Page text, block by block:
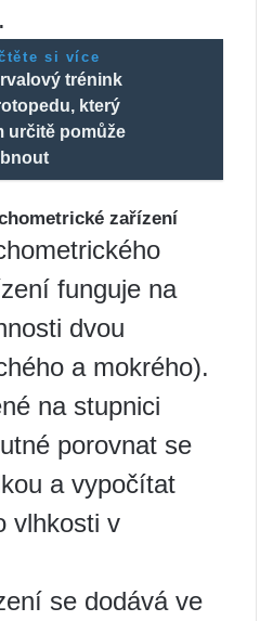
si více
trénink
který
určitě pomůže
zařízení
funguje na
dvou
a mokrého).
na stupnici
porovnat se
a vypočítat
vlhkosti v
se dodává ve